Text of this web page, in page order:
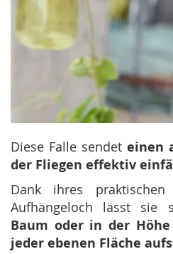
Diese Falle sendet einen
der Fliegen effektiv
Dank ihres
Aufhängeloch lässt sie
Baum oder in der
jeder ebenen Fläche